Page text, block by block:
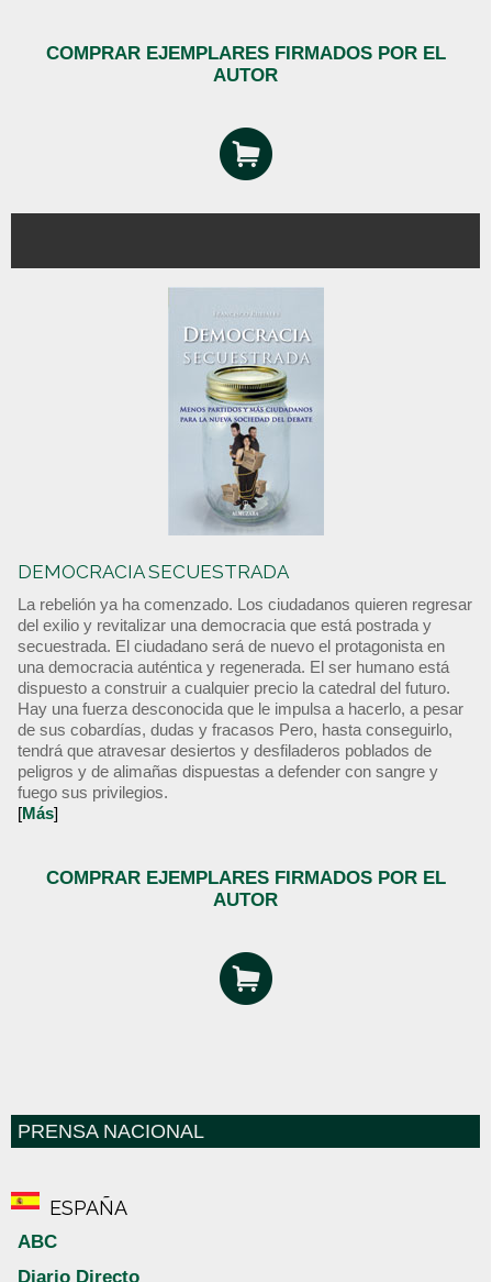
COMPRAR EJEMPLARES FIRMADOS POR EL
AUTOR
DEMOCRACIA SECUESTRADA
La rebelión ya ha comenzado. Los ciudadanos quieren regresar
del exilio y revitalizar una democracia que está postrada y
secuestrada. El ciudadano será de nuevo el protagonista en
una democracia auténtica y regenerada. El ser humano está
dispuesto a construir a cualquier precio la catedral del futuro.
Hay una fuerza desconocida que le impulsa a hacerlo, a pesar
de sus cobardías, dudas y fracasos Pero, hasta conseguirlo,
tendrá que atravesar desiertos y desfiladeros poblados de
peligros y de alimañas dispuestas a defender con sangre y
fuego sus privilegios.
[Más]
COMPRAR EJEMPLARES FIRMADOS POR EL
AUTOR
PRENSA NACIONAL
ESPAÑA
ABC
Diario Directo